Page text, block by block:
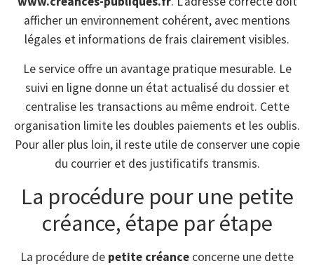
afficher un environnement cohérent, avec mentions
légales et informations de frais clairement visibles.
Le service offre un avantage pratique mesurable. Le
suivi en ligne donne un état actualisé du dossier et
centralise les transactions au même endroit. Cette
organisation limite les doubles paiements et les oublis.
Pour aller plus loin, il reste utile de conserver une copie
du courrier et des justificatifs transmis.
La procédure pour une petite
créance, étape par étape
La procédure de petite créance concerne une dette